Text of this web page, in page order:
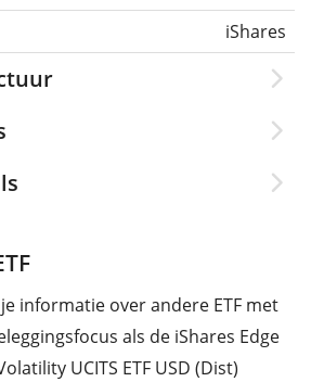
iShares
informatie over andere ETF met
als de iShares Edge
UCITS ETF USD (Dist)